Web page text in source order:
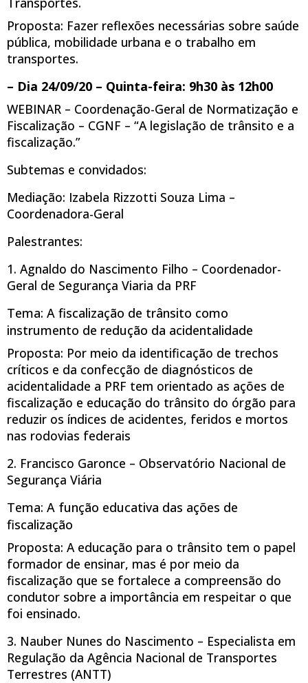
Proposta: Fazer reflexões necessárias sobre saúde
pública, mobilidade urbana e o trabalho em
transportes.
– Dia 24/09/20 – Quinta-feira: 9h30 às 12h00
WEBINAR – Coordenação-Geral de Normatização e
Fiscalização – CGNF – “A legislação de trânsito e a
fiscalização.”
Subtemas e convidados:
Mediação: Izabela Rizzotti Souza Lima –
Coordenadora-Geral
Palestrantes:
1. Agnaldo do Nascimento Filho – Coordenador-
Geral de Segurança Viaria da PRF
Tema: A fiscalização de trânsito como
instrumento de redução da acidentalidade
Proposta: Por meio da identificação de trechos
críticos e da confecção de diagnósticos de
acidentalidade a PRF tem orientado as ações de
fiscalização e educação do trânsito do órgão para
reduzir os índices de acidentes, feridos e mortos
nas rodovias federais
2. Francisco Garonce – Observatório Nacional de
Segurança Viária
Tema: A função educativa das ações de
fiscalização
Proposta: A educação para o trânsito tem o papel
formador de ensinar, mas é por meio da
fiscalização que se fortalece a compreensão do
condutor sobre a importância em respeitar o que
foi ensinado.
3. Nauber Nunes do Nascimento – Especialista em
Regulação da Agência Nacional de Transportes
Terrestres (ANTT)